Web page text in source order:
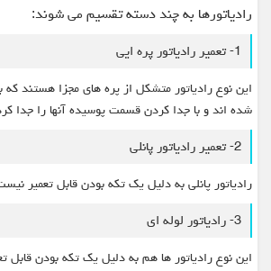
رادیاتورها به چند دسته تقسیم می شوند:
1- تعمیر رادیاتور پره ایی
این نوع رادیاتور متشکل از پره های مجزا هستند
شده اند و با جدا کردن قسمت پوسیده آنها را جدا
2- تعمیر رادیاتور پانلی
رادیاتور پانلی به دلیل یک تکه بودن قابل تعمیر
3- رادیاتور لوله ای
این نوع رادیاتور ها هم به دلیل یک تکه بودن قابل